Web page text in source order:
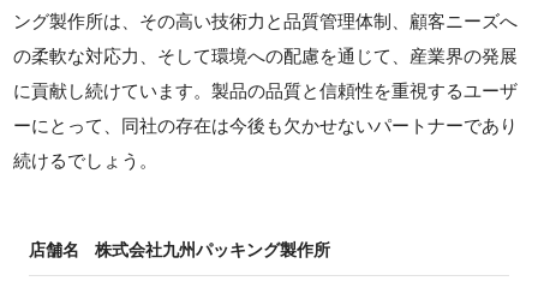
ング製作所は、その高い技術力と品質管理体制、顧客ニーズへ
の柔軟な対応力、そして環境への配慮を通じて、産業界の発展
に貢献し続けています。製品の品質と信頼性を重視するユーザ
ーにとって、同社の存在は今後も欠かせないパートナーであり
続けるでしょう。
店舗名 株式会社九州パッキング製作所